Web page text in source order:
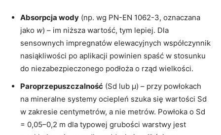
Absorpcja wody (np. wg PN-EN 1062-3, oznaczana
jako w) – im niższa wartość, tym lepiej. Dla
sensownych impregnatów elewacyjnych współczynnik
nasiąkliwości po aplikacji powinien spaść w stosunku
do niezabezpieczonego podłoża o rząd wielkości.
Paroprzepuszczalność (Sd lub μ) – przy powłokach
na mineralne systemy ociepleń szuka się wartości Sd
w zakresie centymetrów, a nie metrów. Powłoka o Sd
= 0,05–0,2 m dla typowej grubości warstwy jest